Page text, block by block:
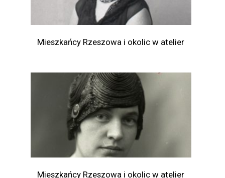
Mieszkańcy Rzeszowa i okolic w atelier
Mieszkańcy Rzeszowa i okolic w atelier